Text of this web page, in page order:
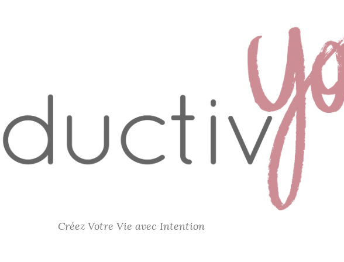
Créez Votre Vie avec Intention